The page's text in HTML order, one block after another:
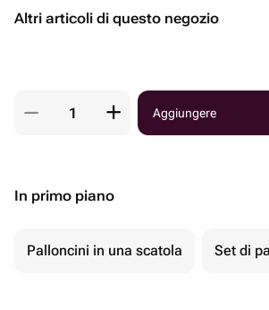
Altri articoli di questo negozio
Aggiungere
In primo piano
Palloncini in una scatola Set di